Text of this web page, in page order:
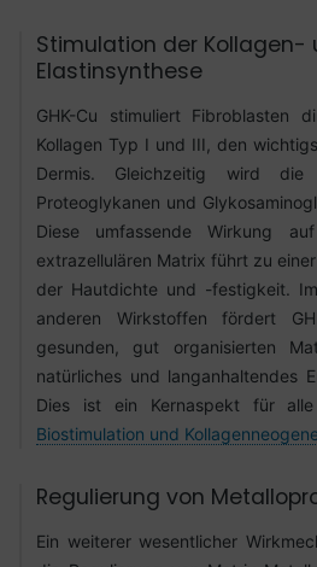
Stimulation der Kollagen-
Elastinsynthese
GHK-Cu stimuliert Fibroblasten
Kollagen Typ I und III, den
Dermis. Gleichzeitig wird die
Proteoglykanen und
Diese umfassende Wirkung
extrazellulären Matrix führt zu
der Hautdichte und -festigkeit.
anderen Wirkstoffen fördert
gesunden, gut organisierten
natürliches und langanhaltendes
Dies ist ein Kernaspekt für
Biostimulation und
Regulierung von
Ein weiterer wesentlicher